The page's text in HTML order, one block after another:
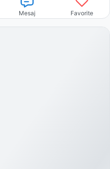
Mesaj Favorite